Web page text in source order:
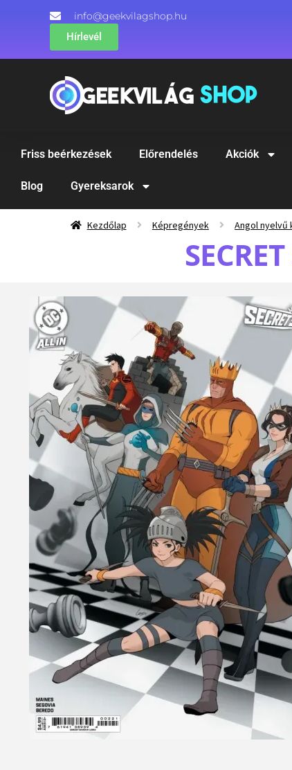
info@geekvilagshop.hu
Hírlevél
Friss beérkezések Előrendelés Akciók
Blog Gyereksarok
Kezdőlap Képregények Angol